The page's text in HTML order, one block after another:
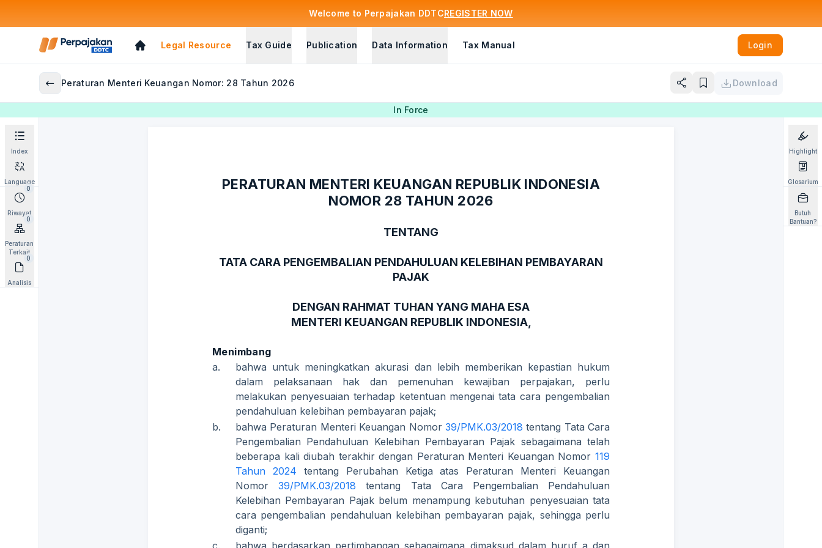
Welcome to Perpajakan DDTCREGISTER NOW
Legal Resource Tax Guide Publication Data Information Tax Manual Login
Peraturan Menteri Keuangan Nomor: 28 Tahun 2026 Download
In Force
Index
Language
0
Riwayat
0
Peraturan
Terkait
0
Analisis
PERATURAN MENTERI KEUANGAN REPUBLIK INDONESIA
NOMOR 28 TAHUN 2026
TENTANG
TATA CARA PENGEMBALIAN PENDAHULUAN KELEBIHAN PEMBAYARAN
PAJAK
DENGAN RAHMAT TUHAN YANG MAHA ESA
MENTERI KEUANGAN REPUBLIK INDONESIA,
Menimbang
a.
bahwa untuk meningkatkan akurasi dan lebih memberikan kepastian hukum
dalam pelaksanaan hak dan pemenuhan kewajiban perpajakan, perlu
melakukan penyesuaian terhadap ketentuan mengenai tata cara pengembalian
pendahuluan kelebihan pembayaran pajak;
b.
bahwa Peraturan Menteri Keuangan Nomor 39/PMK.03/2018 tentang Tata Cara
Pengembalian Pendahuluan Kelebihan Pembayaran Pajak sebagaimana telah
beberapa kali diubah terakhir dengan Peraturan Menteri Keuangan Nomor 119
Tahun 2024 tentang Perubahan Ketiga atas Peraturan Menteri Keuangan
Nomor39/PMK.03/2018 tentang Tata Cara Pengembalian Pendahuluan
Kelebihan Pembayaran Pajak belum menampung kebutuhan penyesuaian tata
cara pengembalian pendahuluan kelebihan pembayaran pajak, sehingga perlu
diganti;
Highlight
Glosarium
Butuh
Bantuan?